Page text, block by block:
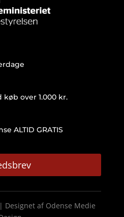
køb over 1.000 kr.
ALTID GRATIS
Designet af Odense Medie